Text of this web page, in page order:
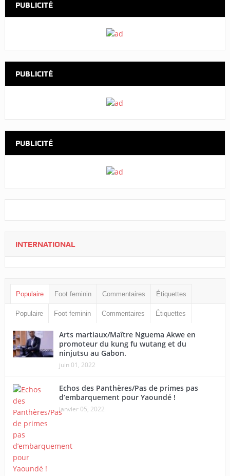
PUBLICITÉ
PUBLICITÉ
PUBLICITÉ
INTERNATIONAL
Populaire Foot feminin Commentaires Étiquettes
Populaire Foot feminin Commentaires Étiquettes
Arts martiaux/Maître Nguema Akwe en
promoteur du kung fu wutang et du
ninjutsu au Gabon.
juin 01, 2022
Echos des Panthères/Pas de primes pas
d’embarquement pour Yaoundé !
janvier 05, 2022